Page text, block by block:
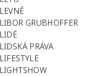
LEVNĚ
LIBOR GRUBHOFFER
LIDÉ
LIDSKÁ PRÁVA
LIFESTYLE
LIGHTSHOW